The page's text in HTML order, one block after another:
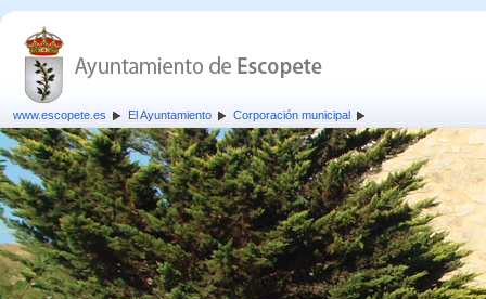
www.escopete.es El Ayuntamiento Corporación municipal